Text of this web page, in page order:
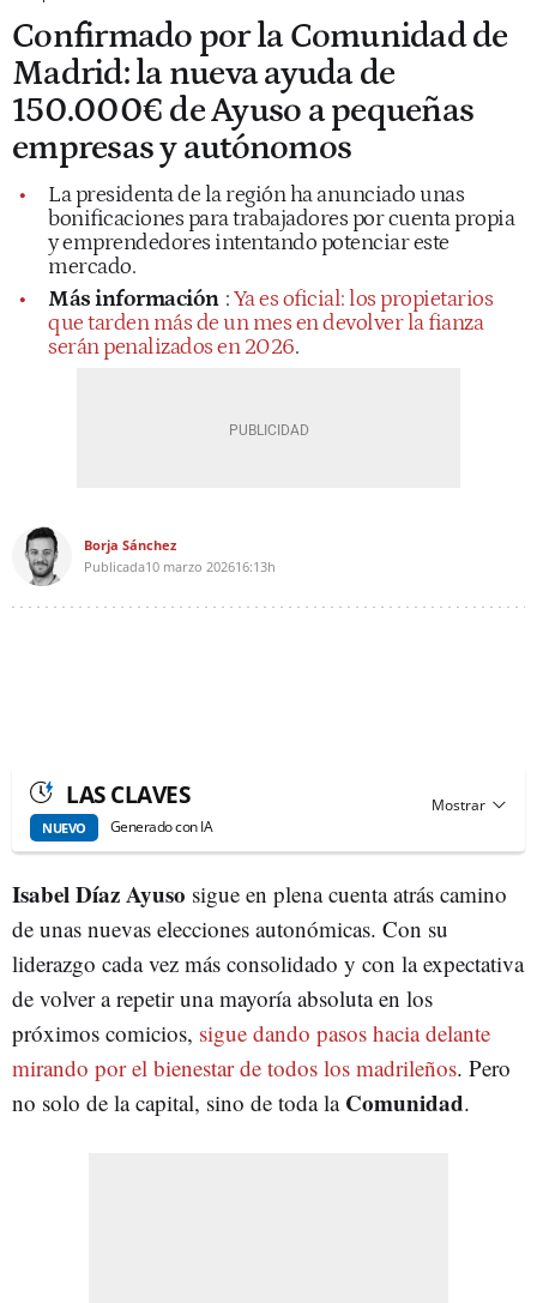
Confirmado por la Comunidad de
Madrid: la nueva ayuda de
150.000€ de Ayuso a pequeñas
empresas y autónomos
La presidenta de la región ha anunciado unas
bonificaciones para trabajadores por cuenta propia
y emprendedores intentando potenciar este
mercado.
Más información :Ya es oficial: los propietarios
que tarden más de un mes en devolver la fianza
serán penalizados en 2026.
Borja Sánchez
Publicada10 marzo 202616:13h
LAS CLAVES
NUEVO Generado con IA
Isabel Díaz Ayuso sigue en plena cuenta atrás camino
de unas nuevas elecciones autonómicas. Con su
liderazgo cada vez más consolidado y con la expectativa
de volver a repetir una mayoría absoluta en los
próximos comicios, sigue dando pasos hacia delante
mirando por el bienestar de todos los madrileños. Pero
no solo de la capital, sino de toda la Comunidad.